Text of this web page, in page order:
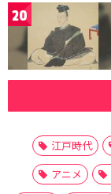
20
江戸時代
アニメ